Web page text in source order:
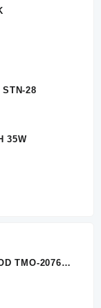
28
35W
TMO-2076